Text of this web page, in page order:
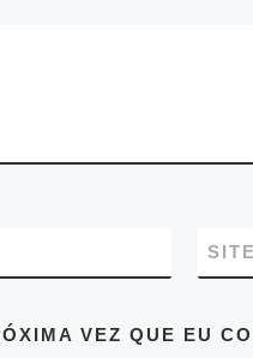
VEZ QUE EU